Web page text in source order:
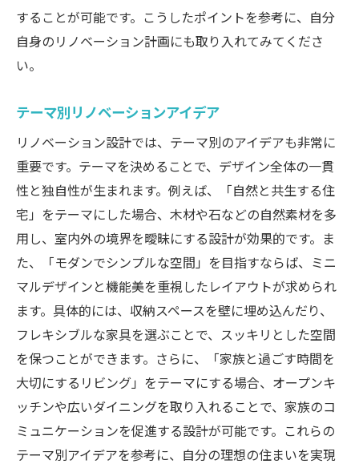
することが可能です。こうしたポイントを参考に、自分
自身のリノベーション計画にも取り入れてみてくださ
い。
テーマ別リノベーションアイデア
リノベーション設計では、テーマ別のアイデアも非常に
重要です。テーマを決めることで、デザイン全体の一貫
性と独自性が生まれます。例えば、「自然と共生する住
宅」をテーマにした場合、木材や石などの自然素材を多
用し、室内外の境界を曖昧にする設計が効果的です。ま
た、「モダンでシンプルな空間」を目指すならば、ミニ
マルデザインと機能美を重視したレイアウトが求められ
ます。具体的には、収納スペースを壁に埋め込んだり、
フレキシブルな家具を選ぶことで、スッキリとした空間
を保つことができます。さらに、「家族と過ごす時間を
大切にするリビング」をテーマにする場合、オープンキ
ッチンや広いダイニングを取り入れることで、家族のコ
ミュニケーションを促進する設計が可能です。これらの
テーマ別アイデアを参考に、自分の理想の住まいを実現